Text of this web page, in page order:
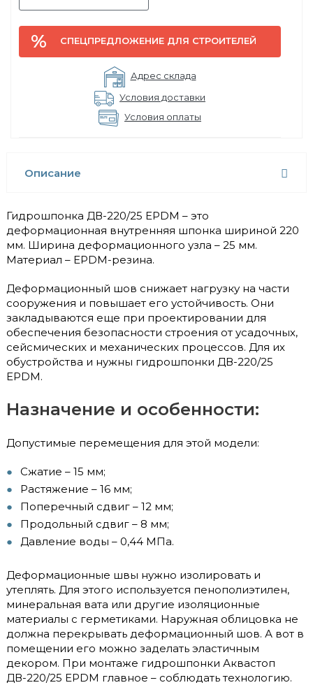
СПЕЦПРЕДЛОЖЕНИЕ ДЛЯ СТРОИТЕЛЕЙ
Адрес склада
Условия доставки
Условия оплаты
Описание
Гидрошпонка ДВ-220/25 EPDM – это
деформационная внутренняя шпонка шириной 220
мм. Ширина деформационного узла – 25 мм.
Материал – EPDM-резина.
Деформационный шов снижает нагрузку на части
сооружения и повышает его устойчивость. Они
закладываются еще при проектировании для
обеспечения безопасности строения от усадочных,
сейсмических и механических процессов. Для их
обустройства и нужны гидрошпонки ДВ-220/25
EPDM.
Назначение и особенности:
Допустимые перемещения для этой модели:
Сжатие – 15 мм;
Растяжение – 16 мм;
Поперечный сдвиг – 12 мм;
Продольный сдвиг – 8 мм;
Давление воды – 0,44 МПа.
Деформационные швы нужно изолировать и
утеплять. Для этого используется пенополиэтилен,
минеральная вата или другие изоляционные
материалы с герметиками. Наружная облицовка не
должна перекрывать деформационный шов. А вот в
помещении его можно заделать эластичным
декором. При монтаже гидрошпонки Аквастоп
ДВ-220/25 EPDM главное – соблюдать технологию.